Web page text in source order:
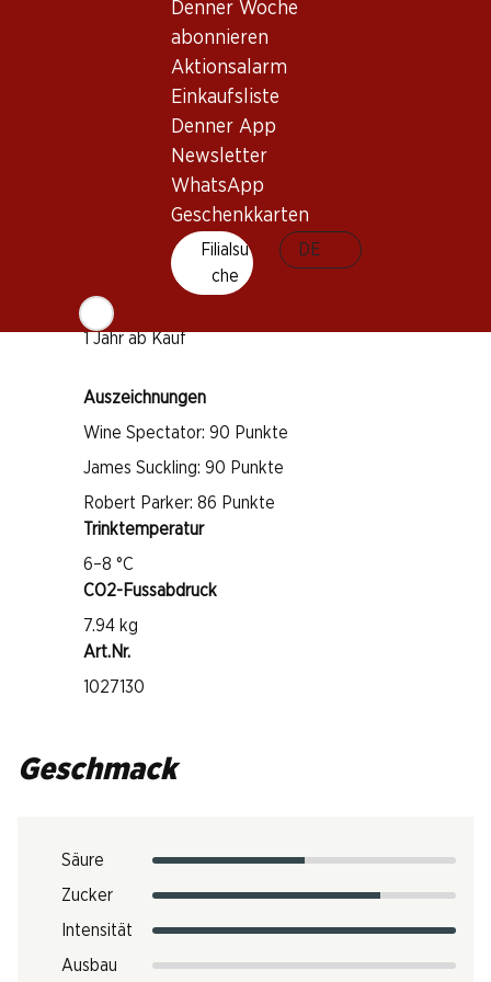
Denner Woche
abonnieren
Aktionsalarm
Einkaufsliste
Denner App
Newsletter
WhatsApp
Geschenkkarten
Filialsu
che
DE
Wissenswertes
Pinot Meunier
Chardonnay
Schaumwein
Trinkreife
1 Jahr ab Kauf
Auszeichnungen
Wine Spectator: 90 Punkte
James Suckling: 90 Punkte
Robert Parker: 86 Punkte
Trinktemperatur
6–8 °C
CO2-Fussabdruck
7.94 kg
Art.Nr.
1027130
Geschmack
Säure
Zucker
Intensität
Ausbau